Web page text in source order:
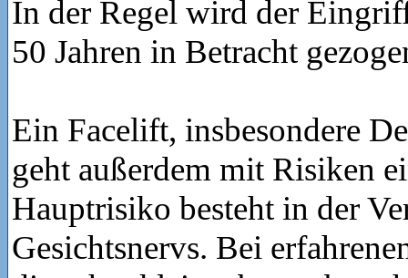
In der Regel wird der
50 Jahren in Betracht
Ein Facelift, insbesondere
geht außerdem mit Risiken
Hauptrisiko besteht in der
Gesichtsnervs. Bei